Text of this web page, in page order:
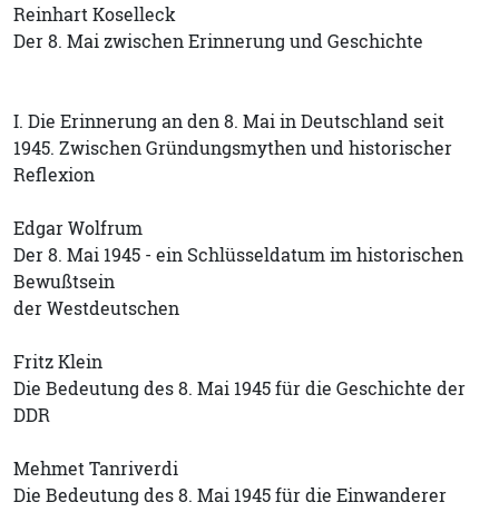
Reinhart Koselleck
Der 8. Mai zwischen Erinnerung und Geschichte
I. Die Erinnerung an den 8. Mai in Deutschland seit
1945. Zwischen Gründungsmythen und historischer
Reflexion
Edgar Wolfrum
Der 8. Mai 1945 - ein Schlüsseldatum im historischen
Bewußtsein
der Westdeutschen
Fritz Klein
Die Bedeutung des 8. Mai 1945 für die Geschichte der
DDR
Mehmet Tanriverdi
Die Bedeutung des 8. Mai 1945 für die Einwanderer